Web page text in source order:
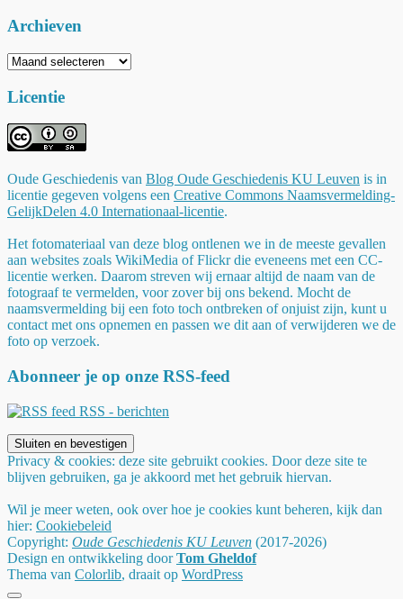
Archieven
Archieven
Licentie
Oude Geschiedenis van Blog Oude Geschiedenis KU Leuven is in
licentie gegeven volgens een Creative Commons Naamsvermelding-
GelijkDelen 4.0 Internationaal-licentie.
Het fotomateriaal van deze blog ontlenen we in de meeste gevallen
aan websites zoals WikiMedia of Flickr die eveneens met een CC-
licentie werken. Daarom streven wij ernaar altijd de naam van de
fotograaf te vermelden, voor zover bij ons bekend. Mocht de
naamsvermelding bij een foto toch ontbreken of onjuist zijn, kunt u
contact met ons opnemen en passen we dit aan of verwijderen we de
foto op verzoek.
Abonneer je op onze RSS-feed
RSS - berichten
Privacy & cookies: deze site gebruikt cookies. Door deze site te
blijven gebruiken, ga je akkoord met het gebruik hiervan.
Wil je meer weten, ook over hoe je cookies kunt beheren, kijk dan
hier: Cookiebeleid
Copyright: Oude Geschiedenis KU Leuven (2017-2026)
Design en ontwikkeling doorTom Gheldof
Thema van Colorlib, draait op WordPress